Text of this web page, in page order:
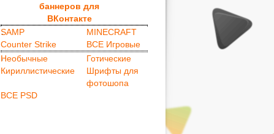
баннеров для
ВКонтакте
.
SAMP
MINECRAFT
Counter Strike
ВСЕ Игровые
.Необычные
Готические
Кириллистические
Шрифты для
фотошопа
ВСЕ PSD